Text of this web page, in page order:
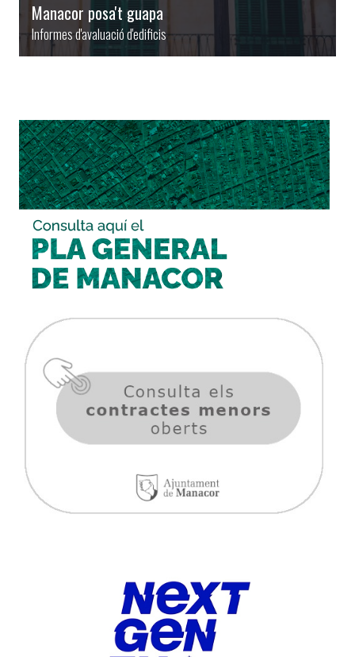
Manacor posa't guapa
Informes d'avaluació d'edificis